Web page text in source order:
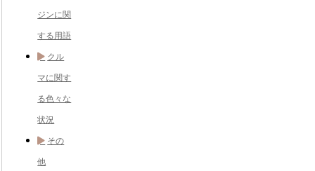
ジンに関
する用語
クル
マに関す
る色々な
状況
その
他